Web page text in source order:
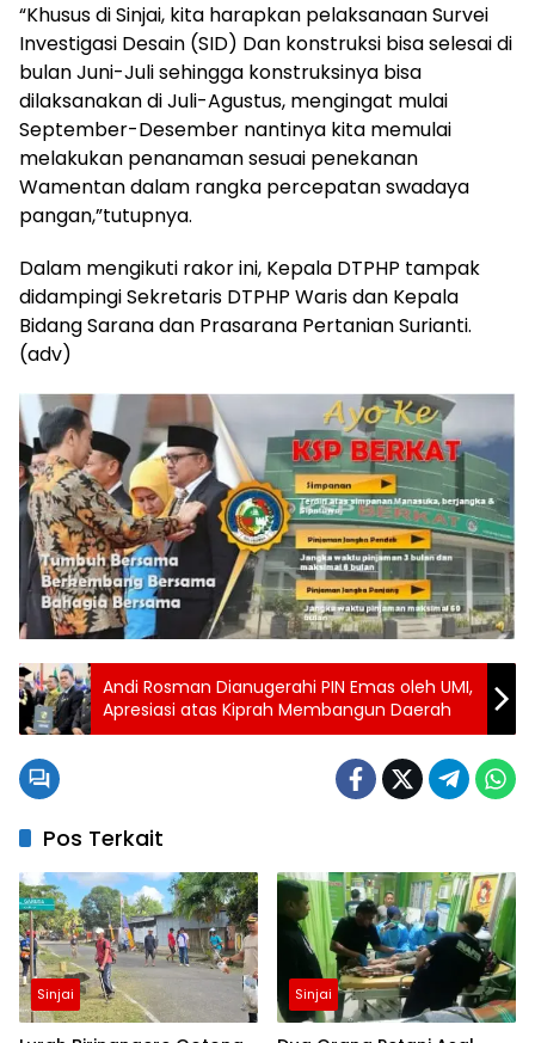
“Khusus di Sinjai, kita harapkan pelaksanaan Survei
Investigasi Desain (SID) Dan konstruksi bisa selesai di
bulan Juni-Juli sehingga konstruksinya bisa
dilaksanakan di Juli-Agustus, mengingat mulai
September-Desember nantinya kita memulai
melakukan penanaman sesuai penekanan
Wamentan dalam rangka percepatan swadaya
pangan,”tutupnya.
Dalam mengikuti rakor ini, Kepala DTPHP tampak
didampingi Sekretaris DTPHP Waris dan Kepala
Bidang Sarana dan Prasarana Pertanian Surianti.
(adv)
Andi Rosman Dianugerahi PIN Emas oleh UMI,
Apresiasi atas Kiprah Membangun Daerah
Pos Terkait
Sinjai Sinjai